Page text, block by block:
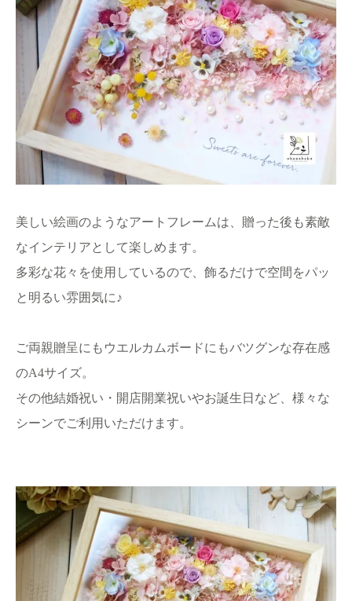
美しい絵画のようなアートフレームは、贈った後も素敵
なインテリアとして楽しめます。
多彩な花々を使用しているので、飾るだけで空間をパッ
と明るい雰囲気に♪
ご両親贈呈にもウエルカムボードにもバツグンな存在感
のA4サイズ。
その他結婚祝い・開店開業祝いやお誕生日など、様々な
シーンでご利用いただけます。